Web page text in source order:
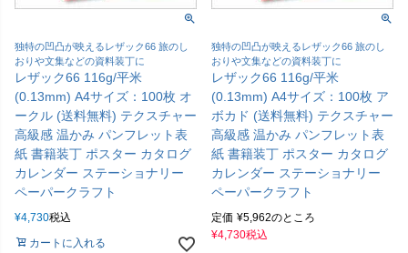
独特の凹凸が映えるレザック66 旅のし
おりや文集などの資料装丁に
レザック66 116g/平米
(0.13mm) A4サイズ：100枚 オ
ークル (送料無料) テクスチャー
高級感 温かみ パンフレット表
紙 書籍装丁 ポスター カタログ
カレンダー ステーショナリー
ペーパークラフト
¥4,730税込
カートに入れる
独特の凹凸が映えるレザック66 旅のし
おりや文集などの資料装丁に
レザック66 116g/平米
(0.13mm) A4サイズ：100枚 ア
ボカド (送料無料) テクスチャー
高級感 温かみ パンフレット表
紙 書籍装丁 ポスター カタログ
カレンダー ステーショナリー
ペーパークラフト
定価 ¥5,962のところ
¥4,730税込